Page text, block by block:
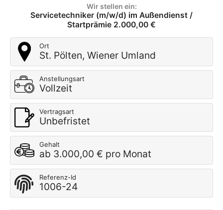
Wir stellen ein:
Servicetechniker (m/w/d) im Außendienst /
Startprämie 2.000,00 €
Ort
St. Pölten, Wiener Umland
Anstellungsart
Vollzeit
Vertragsart
Unbefristet
Gehalt
ab 3.000,00 € pro Monat
Referenz-Id
1006-24